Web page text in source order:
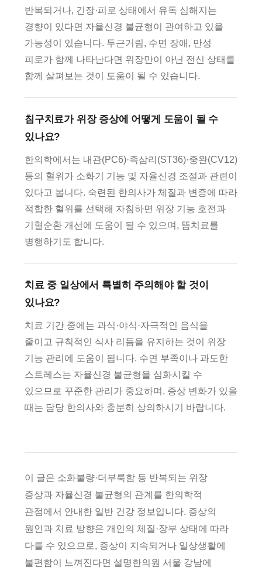
반복되거나, 긴장·피로 상태에서 유독 심해지는
경향이 있다면 자율신경 불균형이 관여하고 있을
가능성이 있습니다. 두근거림, 수면 장애, 만성
피로가 함께 나타난다면 위장만이 아닌 전신 상태를
함께 살펴보는 것이 도움이 될 수 있습니다.
침구치료가 위장 증상에 어떻게 도움이 될 수
있나요?
한의학에서는 내관(PC6)·족삼리(ST36)·중완(CV12)
등의 혈위가 소화기 기능 및 자율신경 조절과 관련이
있다고 봅니다. 숙련된 한의사가 체질과 변증에 따라
적합한 혈위를 선택해 자침하면 위장 기능 호전과
기혈순환 개선에 도움이 될 수 있으며, 뜸치료를
병행하기도 합니다.
치료 중 일상에서 특별히 주의해야 할 것이
있나요?
치료 기간 중에는 과식·야식·자극적인 음식을
줄이고 규칙적인 식사 리듬을 유지하는 것이 위장
기능 관리에 도움이 됩니다. 수면 부족이나 과도한
스트레스는 자율신경 불균형을 심화시킬 수
있으므로 꾸준한 관리가 중요하며, 증상 변화가 있을
때는 담당 한의사와 충분히 상의하시기 바랍니다.
이 글은 소화불량·더부룩함 등 반복되는 위장
증상과 자율신경 불균형의 관계를 한의학적
관점에서 안내한 일반 건강 정보입니다. 증상의
원인과 치료 방향은 개인의 체질·장부 상태에 따라
다를 수 있으므로, 증상이 지속되거나 일상생활에
불편함이 느껴진다면 설명한의원 서울 강남에